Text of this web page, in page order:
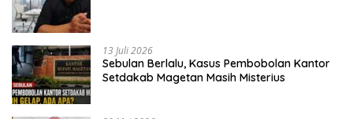
13 Juli 2026
Sebulan Berlalu, Kasus Pembobolan Kantor
Setdakab Magetan Masih Misterius